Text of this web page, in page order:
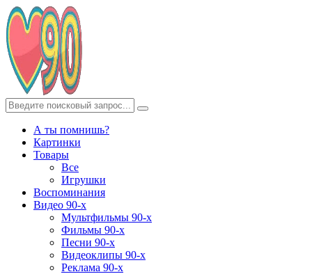
А ты помнишь?
Картинки
Товары
Все
Игрушки
Воспоминания
Видео 90-х
Мультфильмы 90-х
Фильмы 90-х
Песни 90-х
Видеоклипы 90-х
Реклама 90-х